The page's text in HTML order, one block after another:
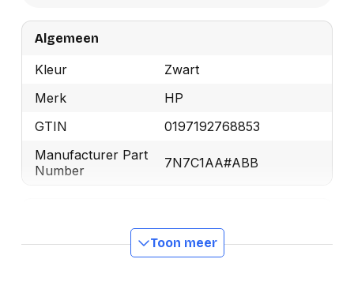
Algemeen
Kleur
Zwart
Merk
HP
GTIN
0197192768853
Manufacturer Part
Number
7N7C1AA#ABB
HP-segment
Bedrijf
Toon meer